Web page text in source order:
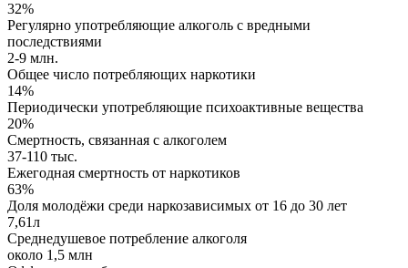
32%
Регулярно употребляющие алкоголь с вредными
последствиями
2-9 млн.
Общее число потребляющих наркотики
14%
Периодически употребляющие психоактивные вещества
20%
Смертность, связанная с алкоголем
37-110 тыс.
Ежегодная смертность от наркотиков
63%
Доля молодёжи среди наркозависимых от 16 до 30 лет
7,61л
Среднедушевое потребление алкоголя
около 1,5 млн